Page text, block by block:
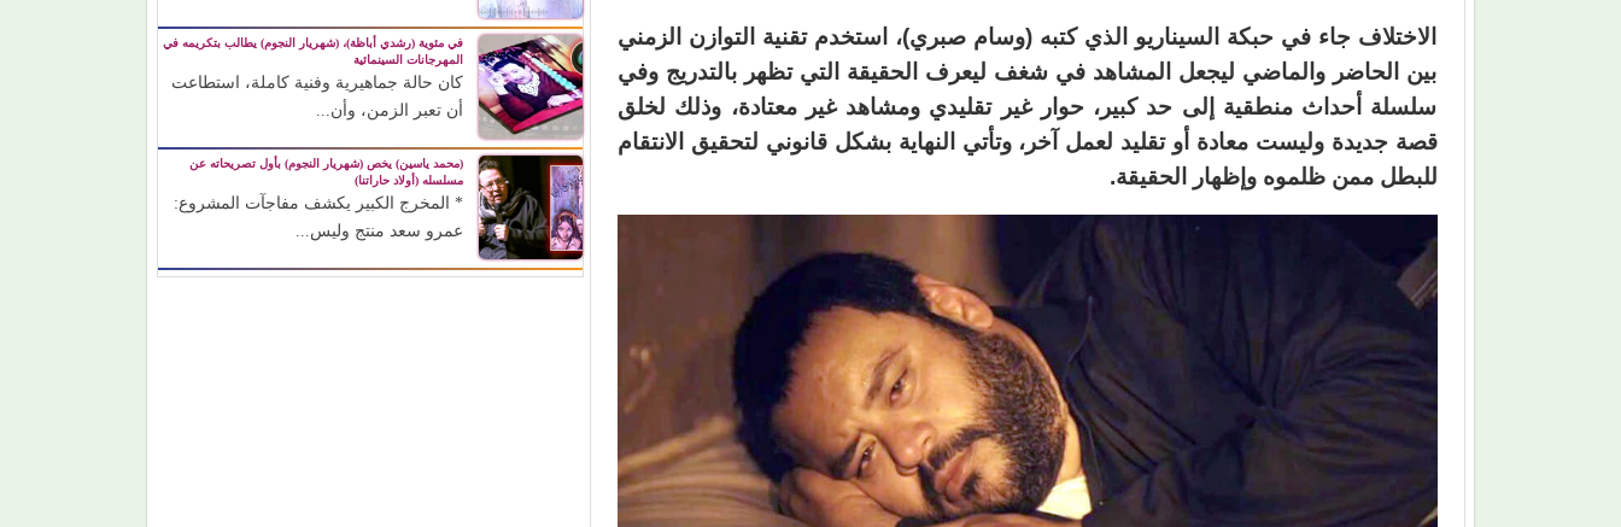
الاختلاف جاء في حبكة السيناريو الذي كتبه (وسام صبري)، استخدم تقنية التوازن الزمني
بين الحاضر والماضي ليجعل المشاهد في شغف ليعرف الحقيقة التي تظهر بالتدريج وفي
سلسلة أحداث منطقية إلى حد كبير، حوار غير تقليدي ومشاهد غير معتادة، وذلك لخلق
قصة جديدة وليست معادة أو تقليد لعمل آخر، وتأتي النهاية بشكل قانوني لتحقيق الانتقام
للبطل ممن ظلموه وإظهار الحقيقة.
في مئوية (رشدي أباظة)، (شهريار النجوم) يطالب بتكريمه في
المهرجانات السينمائية
كان حالة جماهيرية وفنية كاملة، استطاعت
أن تعبر الزمن، وأن...
(محمد ياسين) يخص (شهريار النجوم) بأول تصريحاته عن
مسلسله (أولاد حاراتنا)
* المخرج الكبير يكشف مفاجآت المشروع:
عمرو سعد منتج وليس...